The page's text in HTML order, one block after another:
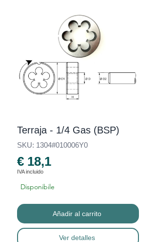
Terraja - 1/4 Gas (BSP)
SKU: 1304#010006Y0
€ 18,1
IVA incluido
Disponibile
Añadir al carrito
Ver detalles